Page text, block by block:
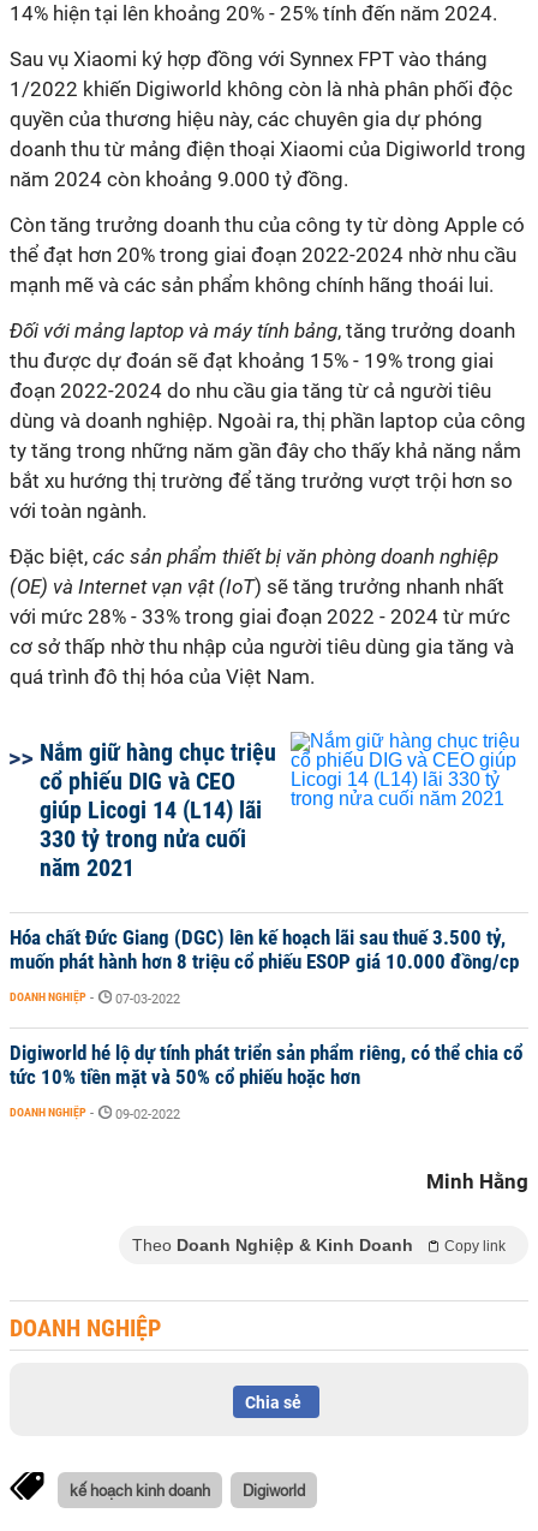
14% hiện tại lên khoảng 20% - 25% tính đến năm 2024.
Sau vụ Xiaomi ký hợp đồng với Synnex FPT vào tháng
1/2022 khiến Digiworld không còn là nhà phân phối độc
quyền của thương hiệu này, các chuyên gia dự phóng
doanh thu từ mảng điện thoại Xiaomi của Digiworld trong
năm 2024 còn khoảng 9.000 tỷ đồng.
Còn tăng trưởng doanh thu của công ty từ dòng Apple có
thể đạt hơn 20% trong giai đoạn 2022-2024 nhờ nhu cầu
mạnh mẽ và các sản phẩm không chính hãng thoái lui.
Đối với mảng laptop và máy tính bảng, tăng trưởng doanh
thu được dự đoán sẽ đạt khoảng 15% - 19% trong giai
đoạn 2022-2024 do nhu cầu gia tăng từ cả người tiêu
dùng và doanh nghiệp. Ngoài ra, thị phần laptop của công
ty tăng trong những năm gần đây cho thấy khả năng nắm
bắt xu hướng thị trường để tăng trưởng vượt trội hơn so
với toàn ngành.
Đặc biệt, các sản phẩm thiết bị văn phòng doanh nghiệp
(OE) và Internet vạn vật (IoT) sẽ tăng trưởng nhanh nhất
với mức 28% - 33% trong giai đoạn 2022 - 2024 từ mức
cơ sở thấp nhờ thu nhập của người tiêu dùng gia tăng và
quá trình đô thị hóa của Việt Nam.
Nắm giữ hàng chục triệu
cổ phiếu DIG và CEO
giúp Licogi 14 (L14) lãi
330 tỷ trong nửa cuối
năm 2021
Hóa chất Đức Giang (DGC) lên kế hoạch lãi sau thuế 3.500 tỷ,
muốn phát hành hơn 8 triệu cổ phiếu ESOP giá 10.000 đồng/cp
DOANH NGHIỆP - 07-03-2022
Digiworld hé lộ dự tính phát triển sản phẩm riêng, có thể chia cổ
tức 10% tiền mặt và 50% cổ phiếu hoặc hơn
DOANH NGHIỆP - 09-02-2022
Minh Hằng
Theo Doanh Nghiệp & Kinh Doanh Copy link
DOANH NGHIỆP
Chia sẻ
kế hoạch kinh doanh Digiworld